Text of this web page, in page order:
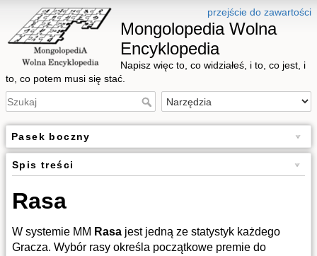
przejście do zawartości
Mongolopedia Wolna
Encyklopedia
Napisz więc to, co widziałeś, i to, co jest, i
to, co potem musi się stać.
Pasek boczny
Spis treści
Rasa
W systemie MM Rasa jest jedną ze statystyk każdego
Gracza. Wybór rasy określa początkowe premie do